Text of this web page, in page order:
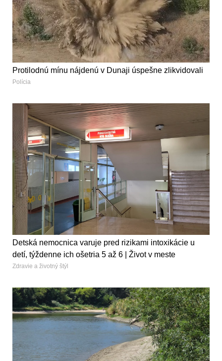
Protilodnú mínu nájdenú v Dunaji úspešne zlikvidovali
Polícia
Detská nemocnica varuje pred rizikami intoxikácie u
detí, týždenne ich ošetria 5 až 6 | Život v meste
Zdravie a životný štýl